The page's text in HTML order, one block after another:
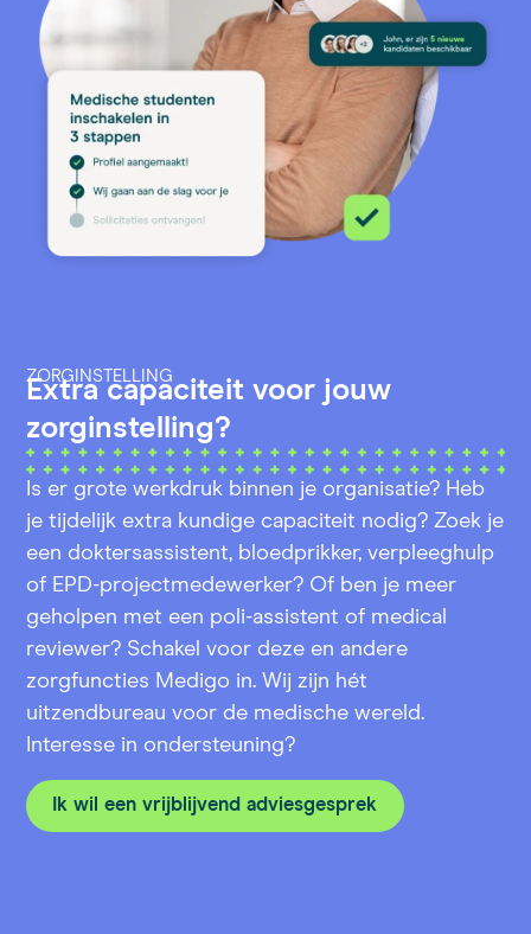
ZORGINSTELLING
Extra capaciteit voor jouw
zorginstelling?
Is er grote werkdruk binnen je organisatie? Heb
je tijdelijk extra kundige capaciteit nodig? Zoek je
een doktersassistent, bloedprikker, verpleeghulp
of EPD-projectmedewerker? Of ben je meer
geholpen met een poli-assistent of medical
reviewer? Schakel voor deze en andere
zorgfuncties Medigo in. Wij zijn hét
uitzendbureau voor de medische wereld.
Interesse in ondersteuning?
Ik wil een vrijblijvend adviesgesprek